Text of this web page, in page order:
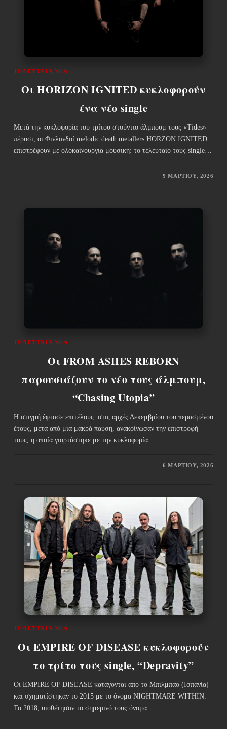
ΤΕΛΕΥΤΑΊΑ ΝΈΑ
Οι HORIZON IGNITED κυκλοφορούν
ένα νέο single
Μετά την κυκλοφορία του τρίτου στούντιο άλμπουμ τους «Tides»
πέρυσι, οι Φινλανδοί melodic death metallers HORZON IGNITED
επιστρέφουν με ολοκαίνουργια μουσική: το τελευταίο τους single…
9 ΜΑΡΤΊΟΥ, 2026
ΤΕΛΕΥΤΑΊΑ ΝΈΑ
Οι FROM ASHES REBORN
παρουσιάζουν το νέο τους άλμπουμ,
“Chasing Utopia”
Η στιγμή έφτασε επιτέλους: στις αρχές Δεκεμβρίου του περασμένου
έτους, μετά από μια μακρά παύση, ανακοίνωσαν την επιστροφή
τους, η οποία γιορτάστηκε με την κυκλοφορία…
6 ΜΑΡΤΊΟΥ, 2026
ΤΕΛΕΥΤΑΊΑ ΝΈΑ
Οι EMPIRE OF DISEASE κυκλοφορούν
το τρίτο τους single, “Depravity”
Οι EMPIRE OF DISEASE κατάγονται από το Μπιλμπάο (Ισπανία)
και σχηματίστηκαν το 2015 με το όνομα NIGHTMARE WITHIN.
Το 2018, υιοθέτησαν το σημερινό τους όνομα…